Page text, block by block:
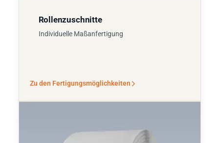
Rollenzuschnitte
Individuelle Maßanfertigung
Zu den Fertigungsmöglichkeiten